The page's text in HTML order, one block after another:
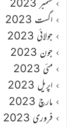
ستمبر 2023
اگست 2023
جولائی 2023
جون 2023
مئی 2023
اپریل 2023
مارچ 2023
فروری 2023